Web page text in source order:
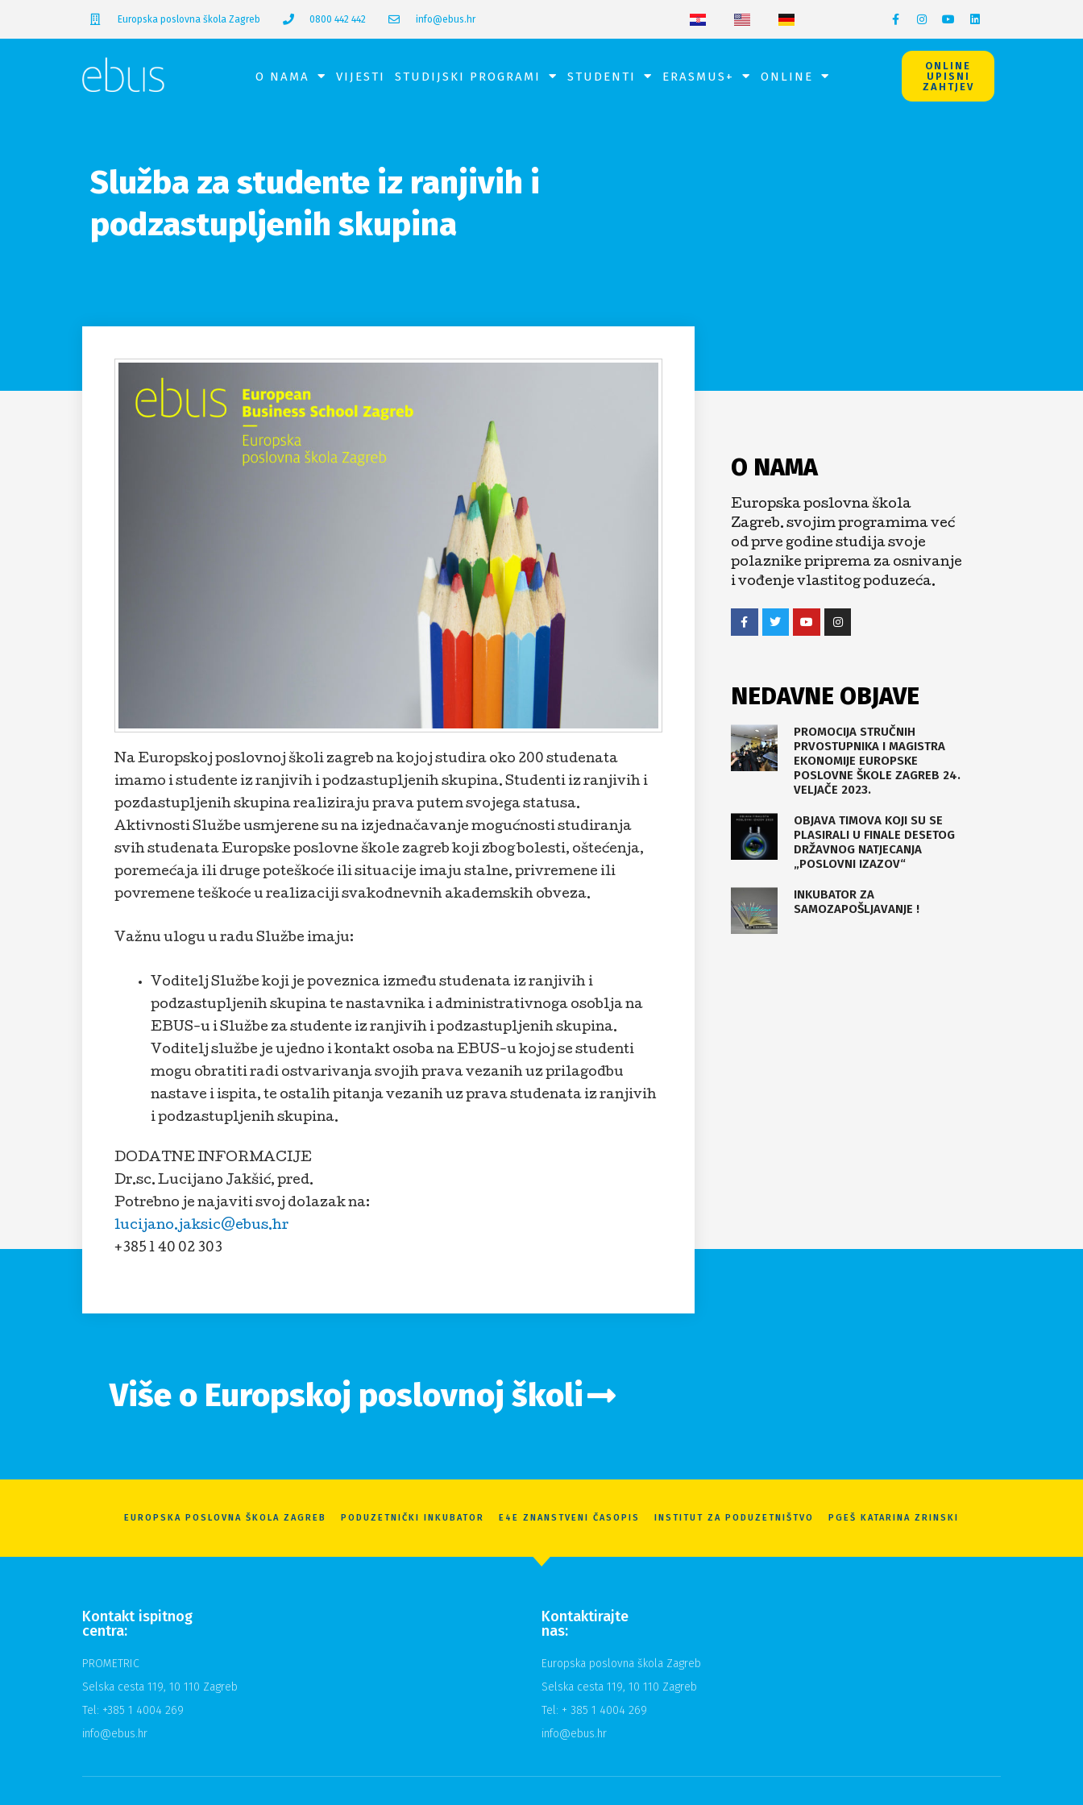
Europska poslovna škola Zagreb 0800 442 442 info@ebus.hr
O NAMA VIJESTI STUDIJSKI PROGRAMI STUDENTI ERASMUS+ ONLINE
ONLINE
UPISNI
ZAHTJEV
Služba za studente iz ranjivih i
podzastupljenih skupina
Na Europskoj poslovnoj školi zagreb na kojoj studira oko 200 studenata
imamo i studente iz ranjivih i podzastupljenih skupina. Studenti iz ranjivih i
pozdastupljenih skupina realiziraju prava putem svojega statusa.
Aktivnosti Službe usmjerene su na izjednačavanje mogućnosti studiranja
svih studenata Europske poslovne škole zagreb koji zbog bolesti, oštećenja,
poremećaja ili druge poteškoće ili situacije imaju stalne, privremene ili
povremene teškoće u realizaciji svakodnevnih akademskih obveza.
Važnu ulogu u radu Službe imaju:
Voditelj Službe koji je poveznica između studenata iz ranjivih i
podzastupljenih skupina te nastavnika i administrativnoga osoblja na
EBUS-u i Službe za studente iz ranjivih i podzastupljenih skupina.
Voditelj službe je ujedno i kontakt osoba na EBUS-u kojoj se studenti
mogu obratiti radi ostvarivanja svojih prava vezanih uz prilagodbu
nastave i ispita, te ostalih pitanja vezanih uz prava studenata iz ranjivih
i podzastupljenih skupina.
DODATNE INFORMACIJE
Dr.sc. Lucijano Jakšić, pred.
Potrebno je najaviti svoj dolazak na:
lucijano.jaksic@ebus.hr
+385 1 40 02 303
O NAMA
Europska poslovna škola
Zagreb. svojim programima već
od prve godine studija svoje
polaznike priprema za osnivanje
i vođenje vlastitog poduzeća.
NEDAVNE OBJAVE
PROMOCIJA STRUČNIH
PRVOSTUPNIKA I MAGISTRA
EKONOMIJE EUROPSKE
POSLOVNE ŠKOLE ZAGREB 24.
VELJAČE 2023.
OBJAVA TIMOVA KOJI SU SE
PLASIRALI U FINALE DESETOG
DRŽAVNOG NATJECANJA
„POSLOVNI IZAZOV“
INKUBATOR ZA
SAMOZAPOŠLJAVANJE !
Više o Europskoj poslovnoj školi
EUROPSKA POSLOVNA ŠKOLA ZAGREB PODUZETNIČKI INKUBATOR E4E ZNANSTVENI ČASOPIS INSTITUT ZA PODUZETNIŠTVO PGEŠ KATARINA ZRINSKI
Kontakt ispitnog
centra:
PROMETRIC
Selska cesta 119, 10 110 Zagreb
Tel: +385 1 4004 269
info@ebus.hr
Kontaktirajte
nas:
Europska poslovna škola Zagreb
Selska cesta 119, 10 110 Zagreb
Tel: + 385 1 4004 269
info@ebus.hr